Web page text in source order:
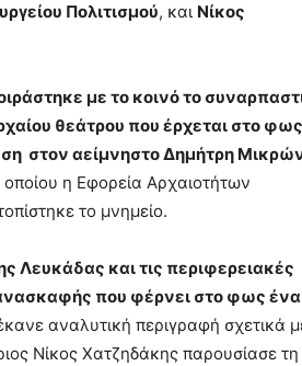
Πολιτισμού, και Νίκος
με το κοινό το
θεάτρου που έρχεται στο φως
στον αείμνηστο Δημήτρη
η Εφορεία Αρχαιοτήτων
το μνημείο.
Λευκάδας και τις περιφερειακές
ανασκαφής που φέρνει στο φως ένα
αναλυτική περιγραφή σχετικά
Νίκος Χατζηδάκης παρουσίασε τη